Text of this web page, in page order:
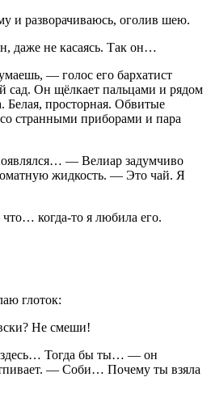
и разворачиваюсь, оголив шею.
не касаясь. Так он…
— голос его бархатист
сад. Он щёлкает пальцами и рядом
Белая, просторная. Обвитые
странными приборами и пара
— Велиар задумчиво
жидкость. — Это чай. Я
когда-то я любила его.
глоток:
Не смеши!
Тогда бы ты… — он
— Соби… Почему ты взяла